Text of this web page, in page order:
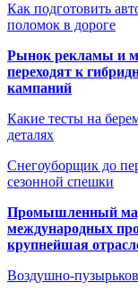
Как подготовить
поломок в дороге
Рынок рекламы и
переходят к
кампаний
Какие тесты на
деталях
Снегоуборщик до
сезонной спешки
Промышленный
международных
крупнейшая
Воздушно-